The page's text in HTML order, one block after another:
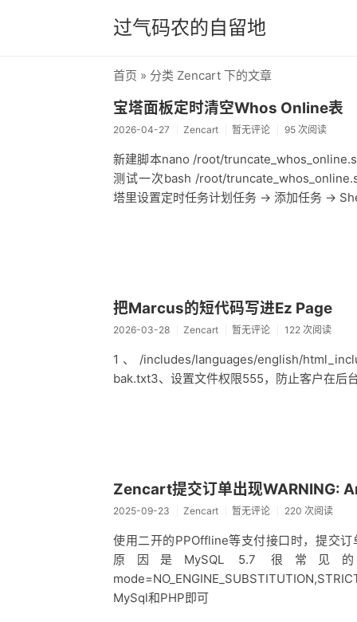
过气码农的自留地
首页 » 分类 Zencart 下的文章
宝塔面板定时清空Whos Online表
2026-04-27 Zencart 暂无评论 95 次阅读
新建脚本nano /root/
测试一次bash /root/
塔里设置定时任务计划任务 → 添加任务 →
把Marcus的短代码写进Ez Page
2026-03-28 Zencart 暂无评论 122 次阅读
1、/includes/languages/english/
bak.txt3、设置文件权限555，防止客户在后
Zencart提交订单出现WARNING:
2025-09-23 Zencart 暂无评论 220 次阅读
使用二开的PPOffline等支付接口时，提交
原因是MySQL 5.7 很常见
MySql和PHP即可